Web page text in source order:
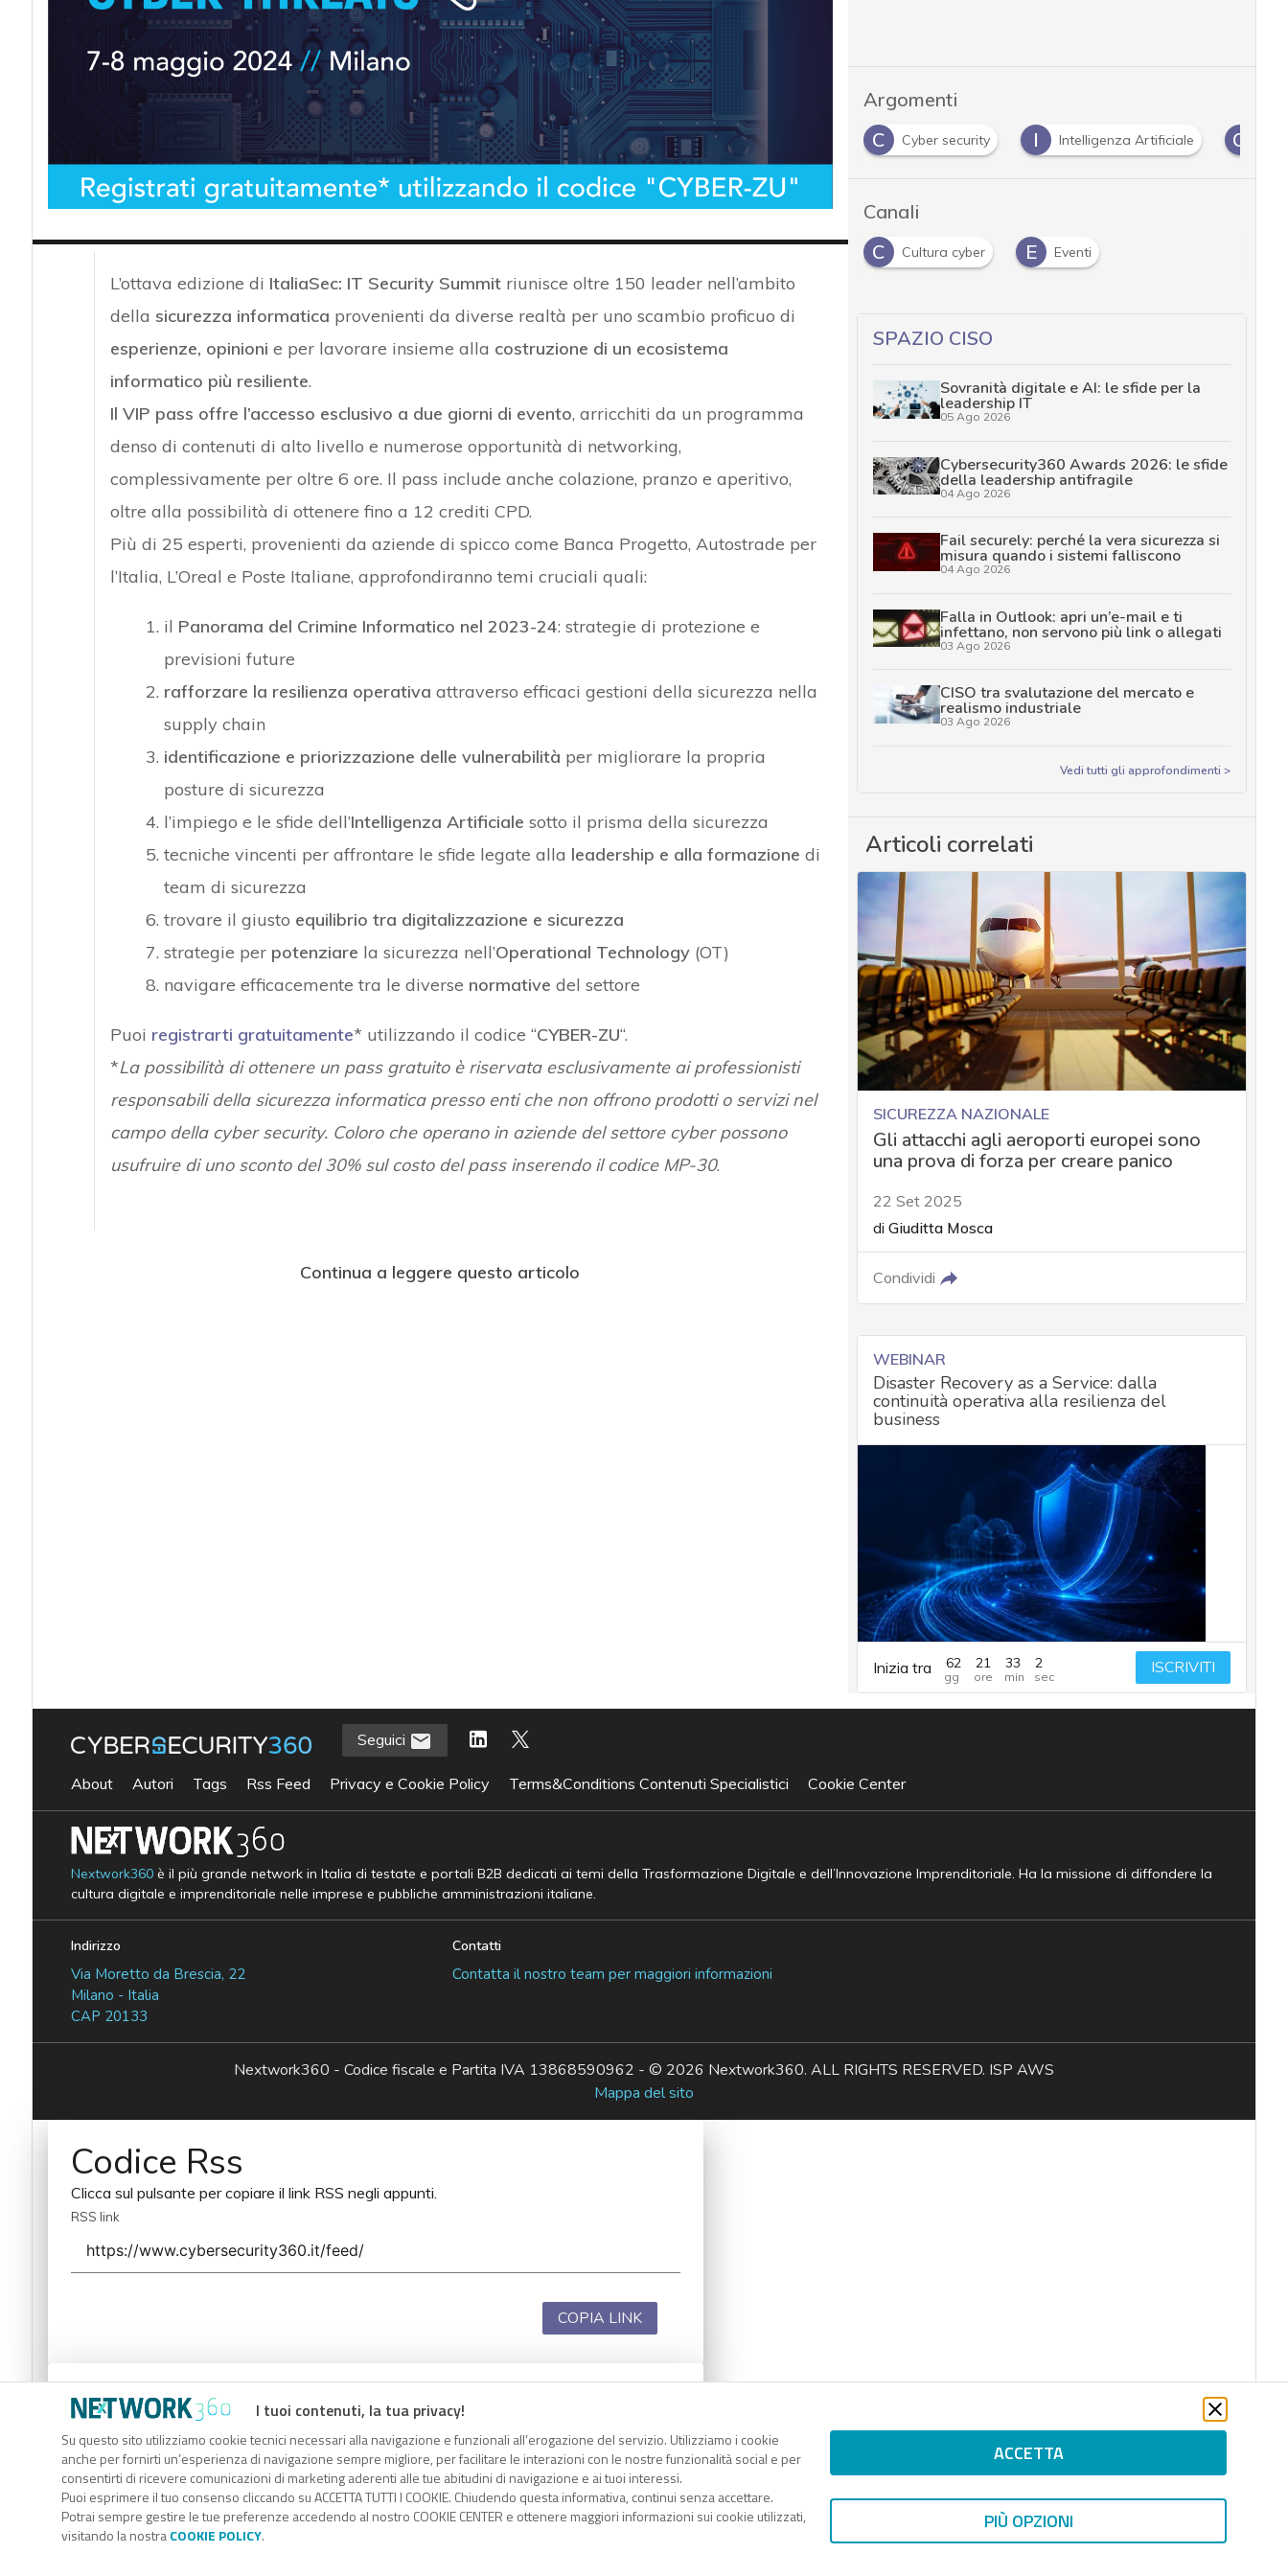
L’ottava edizione di ItaliaSec: IT Security Summitriunisce oltre 150 leader nell’ambito
della sicurezza informatica provenienti da diverse realtà per uno scambio proficuo di
esperienze, opinioni e per lavorare insieme alla costruzione di un ecosistema
informatico più resiliente.
Il VIP pass offre l’accesso esclusivo a due giorni di evento, arricchiti da un programma
denso di contenuti di alto livello e numerose opportunità di networking,
complessivamente per oltre 6 ore. Il pass include anche colazione, pranzo e aperitivo,
oltre alla possibilità di ottenere fino a 12 crediti CPD.
Più di 25 esperti, provenienti da aziende di spicco come Banca Progetto, Autostrade per
l’Italia, L’Oreal e Poste Italiane, approfondiranno temi cruciali quali:
il Panorama del Crimine Informatico nel 2023-24: strategie di protezione e
previsioni future
rafforzare la resilienza operativa attraverso efficaci gestioni della sicurezza nella
supply chain
identificazione e priorizzazione delle vulnerabilità per migliorare la propria
posture di sicurezza
l’impiego e le sfide dell’Intelligenza Artificiale sotto il prisma della sicurezza
tecniche vincenti per affrontare le sfide legate alla leadership e alla formazione di
team di sicurezza
trovare il giusto equilibrio tra digitalizzazione e sicurezza
strategie per potenziare la sicurezza nell’Operational Technology(OT)
navigare efficacemente tra le diverse normative del settore
Puoi registrarti gratuitamente* utilizzando il codice “CYBER-ZU“.
*La possibilità di ottenere un pass gratuito è riservata esclusivamente ai professionisti
responsabili della sicurezza informatica presso enti che non offrono prodotti o servizi nel
campo della cyber security. Coloro che operano in aziende del settore cyber possono
usufruire di uno sconto del 30% sul costo del pass inserendo il codice MP-30.
Continua a leggere questo articolo
Argomenti
C
C Cyber security I Intelligenza Artificiale O
Canali
C
Cultura cyber E Eventi
SPAZIO CISO
Sovranità digitale e AI: le sfide per la
leadership IT
05 Ago 2026
Cybersecurity360 Awards 2026: le sfide
della leadership antifragile
04 Ago 2026
Fail securely: perché la vera sicurezza si
misura quando i sistemi falliscono
04 Ago 2026
Falla in Outlook: apri un’e-mail e ti
infettano, non servono più link o allegati
03 Ago 2026
CISO tra svalutazione del mercato e
realismo industriale
03 Ago 2026
Vedi tutti gli approfondimenti >
Articoli correlati
SICUREZZA NAZIONALE
Gli attacchi agli aeroporti europei sono
una prova di forza per creare panico
22 Set 2025
di Giuditta Mosca
Condividi
WEBINAR
Disaster Recovery as a Service: dalla
continuità operativa alla resilienza del
business
Inizia tra 62 21 33 1 ISCRIVITI
I tuoi contenuti, la tua privacy!
Su questo sito utilizziamo cookie tecnici necessari alla navigazione e funzionali all’erogazione del servizio. Utilizziamo i cookie
anche per fornirti un’esperienza di navigazione sempre migliore, per facilitare le interazioni con le nostre funzionalità social e per
consentirti di ricevere comunicazioni di marketing aderenti alle tue abitudini di navigazione e ai tuoi interessi.
Puoi esprimere il tuo consenso cliccando su ACCETTA TUTTI I COOKIE. Chiudendo questa informativa, continui senza accettare.
Potrai sempre gestire le tue preferenze accedendo al nostro COOKIE CENTER e ottenere maggiori informazioni sui cookie utilizzati,
visitando la nostraCOOKIE POLICY.
ACCETTA
PIÙ OPZIONI
Seguici
About Autori Tags Rss Feed Privacy e Cookie Policy Terms&Conditions Contenuti Specialistici Cookie Center
Nextwork360è il più grande network in Italia di testate e portali B2B dedicati ai temi della Trasformazione Digitale e dell’Innovazione Imprenditoriale. Ha la missione di diffondere la
cultura digitale e imprenditoriale nelle imprese e pubbliche amministrazioni italiane.
Indirizzo
Via Moretto da Brescia, 22
Milano - Italia
CAP 20133
Contatti
Contatta il nostro team per maggiori informazioni
Nextwork360 - Codice fiscale e Partita IVA 13868590962 - © 2026 Nextwork360. ALL RIGHTS RESERVED. ISP AWS
Mappa del sito
Codice Rss
Clicca sul pulsante per copiare il link RSS negli appunti.
RSS link
COPIA LINK
Codice Rss
Clicca sul pulsante per copiare il link RSS negli appunti.
RSS link